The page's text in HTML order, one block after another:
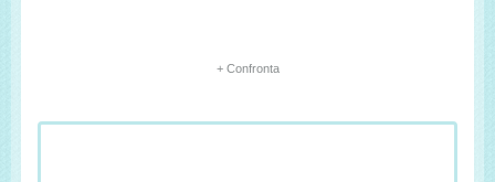
+ Confronta